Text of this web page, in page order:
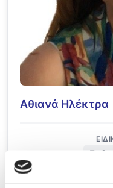
Αθιανά Ηλέκτρα